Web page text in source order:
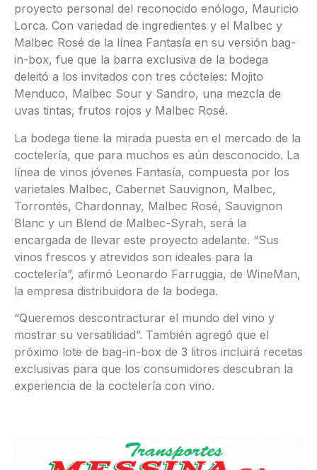
proyecto personal del reconocido enólogo, Mauricio
Lorca. Con variedad de ingredientes y el Malbec y
Malbec Rosé de la línea Fantasía en su versión bag-
in-box, fue que la barra exclusiva de la bodega
deleitó a los invitados con tres cócteles: Mojito
Menduco, Malbec Sour y Sandro, una mezcla de
uvas tintas, frutos rojos y Malbec Rosé.
La bodega tiene la mirada puesta en el mercado de la
coctelería, que para muchos es aún desconocido. La
línea de vinos jóvenes Fantasía, compuesta por los
varietales Malbec, Cabernet Sauvignon, Malbec,
Torrontés, Chardonnay, Malbec Rosé, Sauvignon
Blanc y un Blend de Malbec-Syrah, será la
encargada de llevar este proyecto adelante. “Sus
vinos frescos y atrevidos son ideales para la
coctelería”, afirmó Leonardo Farruggia, de WineMan,
la empresa distribuidora de la bodega.
“Queremos descontracturar el mundo del vino y
mostrar su versatilidad”. También agregó que el
próximo lote de bag-in-box de 3 litros incluirá recetas
exclusivas para que los consumidores descubran la
experiencia de la coctelería con vino.